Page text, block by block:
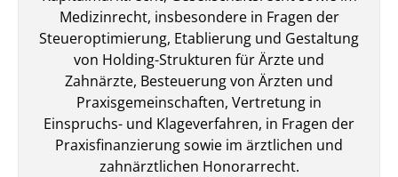
Medizinrecht, insbesondere in Fragen der
Steueroptimierung, Etablierung und Gestaltung
von Holding-Strukturen für Ärzte und
Zahnärzte, Besteuerung von Ärzten und
Praxisgemeinschaften, Vertretung in
Einspruchs- und Klageverfahren, in Fragen der
Praxisfinanzierung sowie im ärztlichen und
zahnärztlichen Honorarrecht.